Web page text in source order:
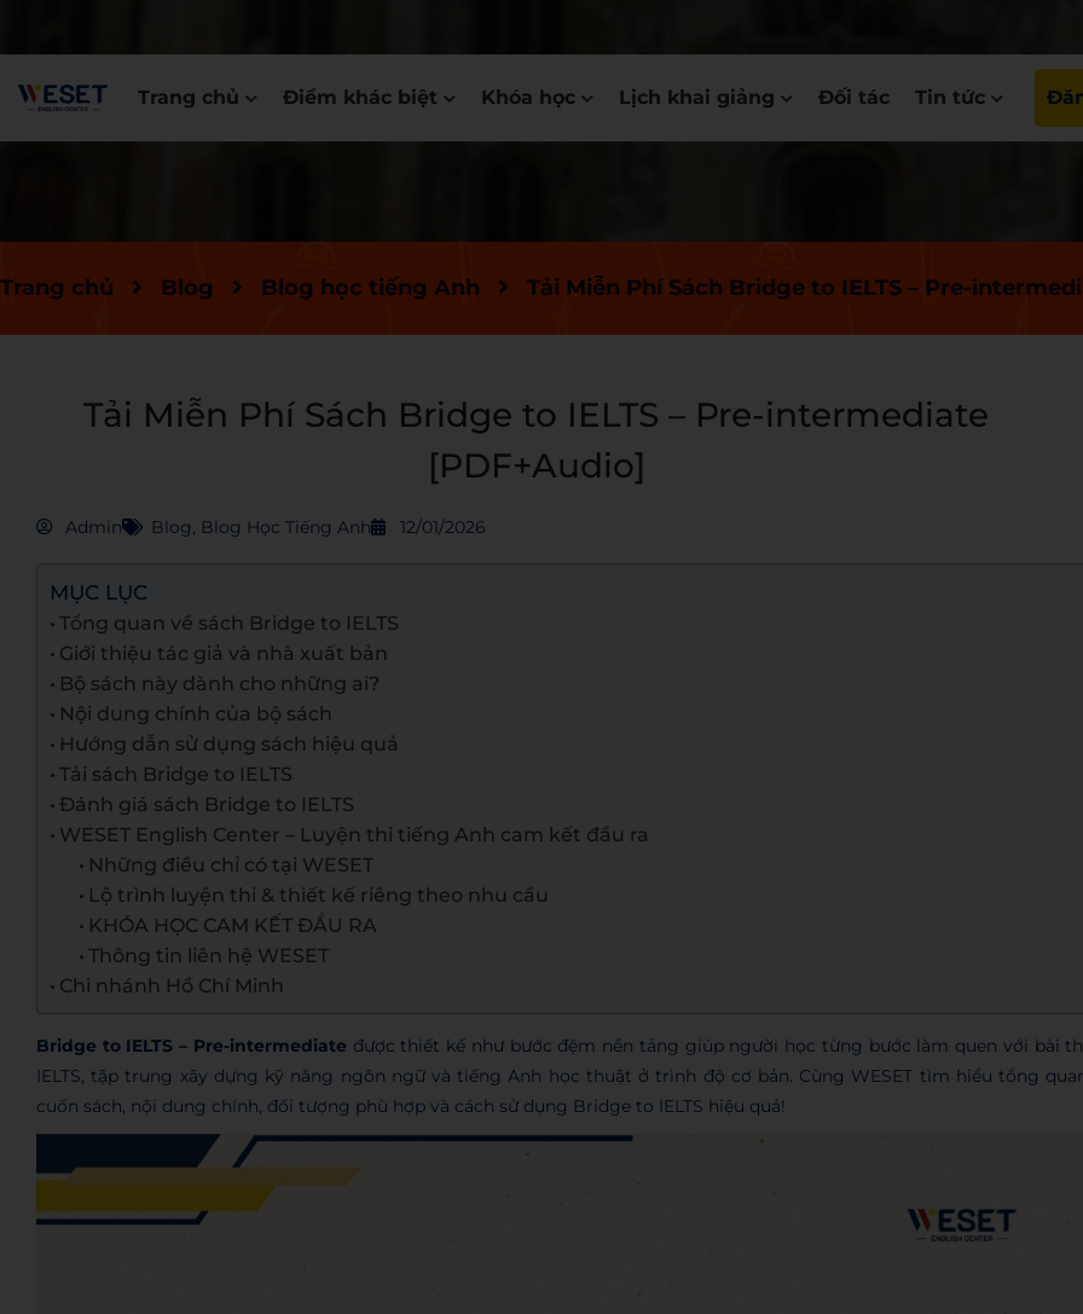
Trang chủ Điểm khác biệt Khóa học Lịch khai giảng Đối tác Tin tức
Trang chủ Blog Blog học tiếng Anh Tải Miễn Phí Sách Bridge to IELTS – Pre-
Tải Miễn Phí Sách Bridge to IELTS – Pre-intermediate
[PDF+Audio]
Admin Blog, Blog Học Tiếng Anh 12/01/2026
MỤC LỤC
Tổng quan về sách Bridge to IELTS
Giới thiệu tác giả và nhà xuất bản
Bộ sách này dành cho những ai?
Nội dung chính của bộ sách
Hướng dẫn sử dụng sách hiệu quả
Tải sách Bridge to IELTS
Đánh giá sách Bridge to IELTS
WESET English Center – Luyện thi tiếng Anh cam kết đầu ra
Những điều chỉ có tại WESET
Lộ trình luyện thi & thiết kế riêng theo nhu cầu
KHÓA HỌC CAM KẾT ĐẦU RA
Thông tin liên hệ WESET
Chi nhánh Hồ Chí Minh
Bridge to IELTS – Pre-intermediate được thiết kế như bước đệm nền tảng giúp người học từng bước làm quen với bài
IELTS, tập trung xây dựng kỹ năng ngôn ngữ và tiếng Anh học thuật ở trình độ cơ bản. Cùng WESET tìm hiểu tổng
cuốn sách, nội dung chính, đối tượng phù hợp và cách sử dụng Bridge to IELTS hiệu quả!